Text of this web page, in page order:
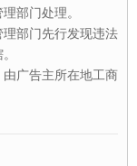
部门处理。
部门先行发现违法
广告主所在地工商